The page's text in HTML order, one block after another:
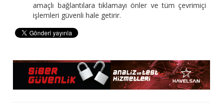
amaçlı bağlantılara tıklamayı önler ve tüm çevrimiçi
işlemleri güvenli hale getirir.